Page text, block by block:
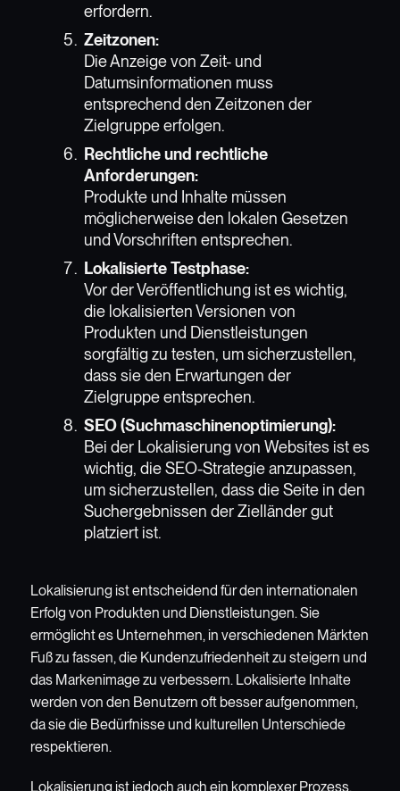
erfordern.
Zeitzonen:
Die Anzeige von Zeit- und
Datumsinformationen muss
entsprechend den Zeitzonen der
Zielgruppe erfolgen.
Rechtliche und rechtliche
Anforderungen:
Produkte und Inhalte müssen
möglicherweise den lokalen Gesetzen
und Vorschriften entsprechen.
Lokalisierte Testphase:
Vor der Veröffentlichung ist es wichtig,
die lokalisierten Versionen von
Produkten und Dienstleistungen
sorgfältig zu testen, um sicherzustellen,
dass sie den Erwartungen der
Zielgruppe entsprechen.
SEO (Suchmaschinenoptimierung):
Bei der Lokalisierung von Websites ist es
wichtig, die SEO-Strategie anzupassen,
um sicherzustellen, dass die Seite in den
Suchergebnissen der Zielländer gut
platziert ist.
Lokalisierung ist entscheidend für den internationalen
Erfolg von Produkten und Dienstleistungen. Sie
ermöglicht es Unternehmen, in verschiedenen Märkten
Fuß zu fassen, die Kundenzufriedenheit zu steigern und
das Markenimage zu verbessern. Lokalisierte Inhalte
werden von den Benutzern oft besser aufgenommen,
da sie die Bedürfnisse und kulturellen Unterschiede
respektieren.
Lokalisierung ist jedoch auch ein komplexer Prozess,